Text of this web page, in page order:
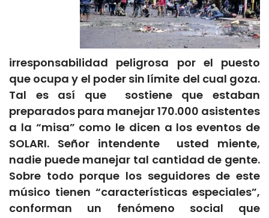
irresponsabilidad peligrosa por el puesto
que ocupa y el poder sin límite del cual goza.
Tal es así que sostiene que estaban
preparados para manejar 170.000 asistentes
a la “misa” como le dicen a los eventos de
SOLARI. Señor intendente usted miente,
nadie puede manejar tal cantidad de gente.
Sobre todo porque los seguidores de este
músico tienen “características especiales”,
conforman un fenómeno social que